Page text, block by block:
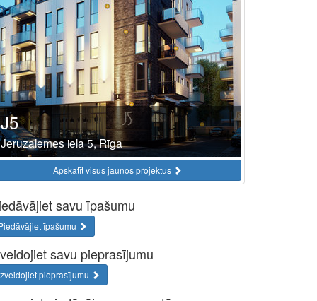
J5
Jeruzalemes iela 5, Rīga
Apskatīt visus jaunos projektus
savu īpašumu
īpašumu
savu pieprasījumu
pieprasījumu